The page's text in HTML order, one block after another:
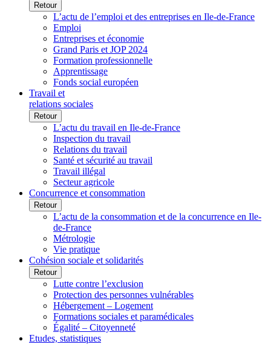
Retour
L’actu de l’emploi et des entreprises en Ile-de-France
Emploi
Entreprises et économie
Grand Paris et JOP 2024
Formation professionnelle
Apprentissage
Fonds social européen
Travail et
relations sociales
Retour
L’actu du travail en Ile-de-France
Inspection du travail
Relations du travail
Santé et sécurité au travail
Travail illégal
Secteur agricole
Concurrence et consommation
Retour
L’actu de la consommation et de la concurrence en Ile-
de-France
Métrologie
Vie pratique
Cohésion sociale et solidarités
Retour
Lutte contre l’exclusion
Protection des personnes vulnérables
Hébergement – Logement
Formations sociales et paramédicales
Égalité – Citoyenneté
Etudes, statistiques